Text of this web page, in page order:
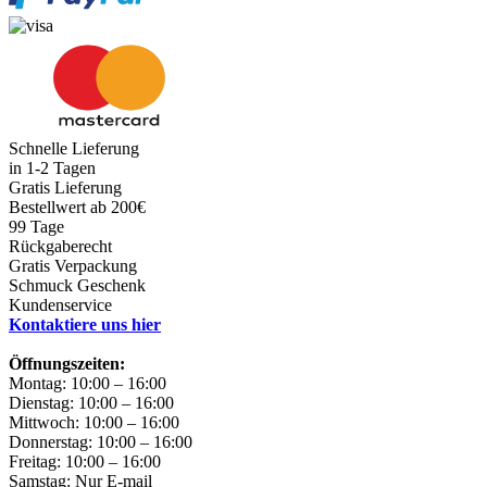
Schnelle Lieferung
in 1-2 Tagen
Gratis Lieferung
Bestellwert ab 200€
99 Tage
Rückgaberecht
Gratis Verpackung
Schmuck Geschenk
Kundenservice
Kontaktiere uns hier
Öffnungszeiten:
Montag: 10:00 – 16:00
Dienstag: 10:00 – 16:00
Mittwoch: 10:00 – 16:00
Donnerstag: 10:00 – 16:00
Freitag: 10:00 – 16:00
Samstag: Nur E-mail